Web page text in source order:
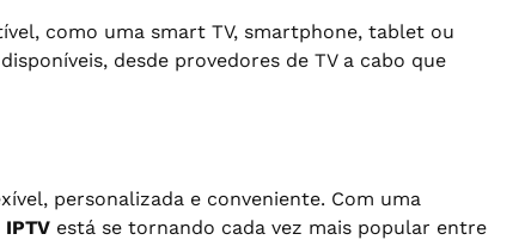
como uma smart TV, smartphone, tablet ou
desde provedores de TV a cabo que
personalizada e conveniente. Com uma
IPTV está se tornando cada vez mais popular entre